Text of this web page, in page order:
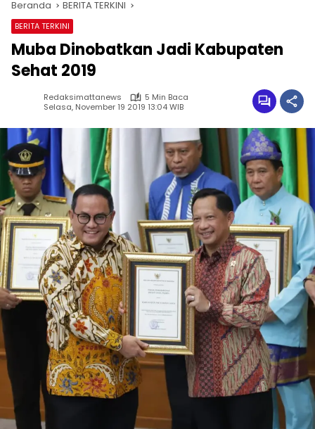
Beranda BERITA TERKINI
BERITA TERKINI
Muba Dinobatkan Jadi Kabupaten
Sehat 2019
Redaksimattanews
5 Min Baca
Selasa, November 19 2019 13:04 WIB